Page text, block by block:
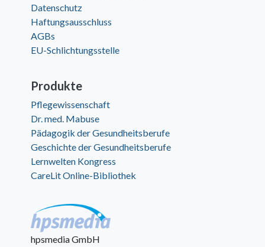
Datenschutz
Haftungsausschluss
AGBs
EU-Schlichtungsstelle
Produkte
Pflegewissenschaft
Dr. med. Mabuse
Pädagogik der Gesundheitsberufe
Geschichte der Gesundheitsberufe
Lernwelten Kongress
CareLit Online-Bibliothek
hpsmedia GmbH